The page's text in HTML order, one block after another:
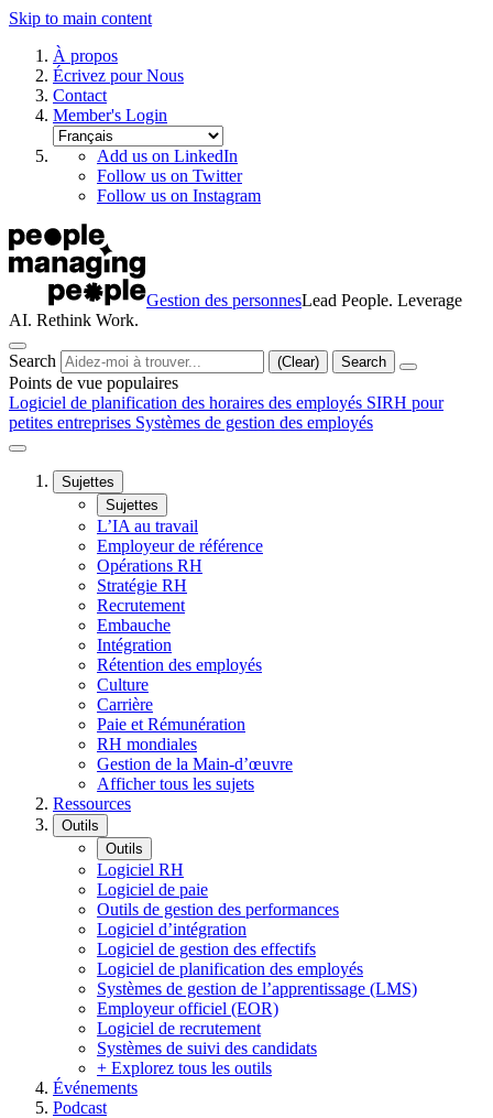
Skip to main content
À propos
Écrivez pour Nous
Contact
Member's Login
Add us on LinkedIn
Follow us on Twitter
Follow us on Instagram
Gestion des personnesLead People. Leverage
AI. Rethink Work.
Search (Clear) Search
Points de vue populaires
Logiciel de planification des horaires des employés SIRH pour
petites entreprises Systèmes de gestion des employés
Sujettes
Sujettes
L’IA au travail
Employeur de référence
Opérations RH
Stratégie RH
Recrutement
Embauche
Intégration
Rétention des employés
Culture
Carrière
Paie et Rémunération
RH mondiales
Gestion de la Main-d’œuvre
Afficher tous les sujets
Ressources
Outils
Outils
Logiciel RH
Logiciel de paie
Outils de gestion des performances
Logiciel d’intégration
Logiciel de gestion des effectifs
Logiciel de planification des employés
Systèmes de gestion de l’apprentissage (LMS)
Employeur officiel (EOR)
Logiciel de recrutement
Systèmes de suivi des candidats
+ Explorez tous les outils
Événements
Podcast